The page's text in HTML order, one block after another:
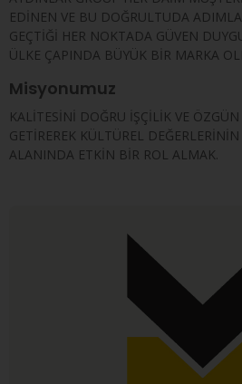
EDİNEN VE BU DOĞRULTUDA
GEÇTİĞİ HER NOKTADA GÜVEN
ÜLKE ÇAPINDA BÜYÜK BİR MARKA
Misyonumuz
KALİTESİNİ DOĞRU İŞÇİLİK VE ÖZGÜN
GETİREREK KÜLTÜREL
ALANINDA ETKİN BİR ROL ALMAK.